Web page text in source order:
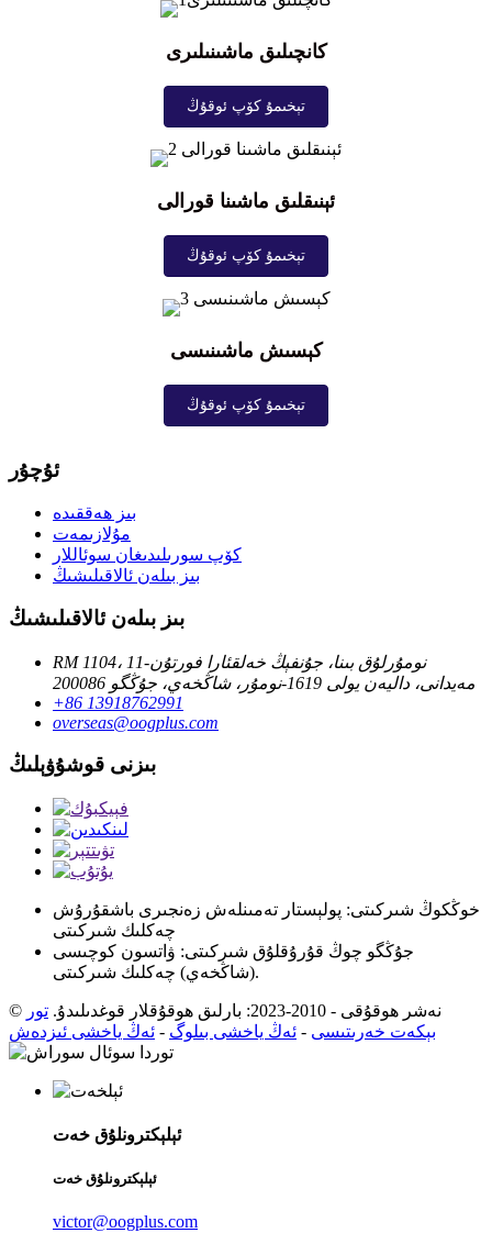
كانچىلىق ماشىنىلىرى
تېخىمۇ كۆپ ئوقۇڭ
ئېنىقلىق ماشىنا قورالى
تېخىمۇ كۆپ ئوقۇڭ
كېسىش ماشىنىسى
تېخىمۇ كۆپ ئوقۇڭ
ئۇچۇر
بىز ھەققىدە
مۇلازىمەت
كۆپ سورىلىدىغان سوئاللار
بىز بىلەن ئالاقىلىشىڭ
بىز بىلەن ئالاقىلىشىڭ
RM 1104، 11-نومۇرلۇق بىنا، جۇنفېڭ خەلقئارا فورتۇن
مەيدانى، داليەن يولى 1619-نومۇر، شاڭخەي، جۇڭگو 200086
+86 13918762991
overseas@oogplus.com
بىزنى قوشۇۋېلىڭ
خوڭكوڭ شىركىتى: پولېستار تەمىنلەش زەنجىرى باشقۇرۇش
چەكلىك شىركىتى
جۇڭگو چوڭ قۇرۇقلۇق شىركىتى: ۋاتسون كوچىسى
(شاڭخەي) چەكلىك شىركىتى.
© نەشر ھوقۇقى - 2010-2023: بارلىق ھوقۇقلار قوغدىلىدۇ.
تور
بېكەت خەرىتىسى - ئەڭ ياخشى بىلوگ - ئەڭ ياخشى ئىزدەش
ئېلېكترونلۇق خەت
ئېلېكترونلۇق خەت
victor@oogplus.com